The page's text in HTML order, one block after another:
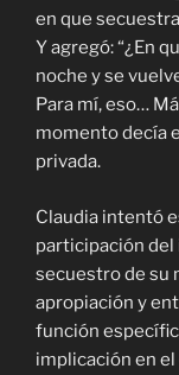
en que
Y agregó: “¿En
noche y se
Para mí, eso…
momento decía
privada.
Claudia intentó
participación
secuestro de su
apropiación y
función
implicación en